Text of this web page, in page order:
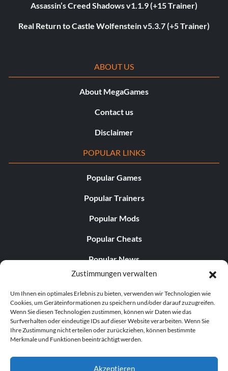
Zustimmungen verwalten
Um Ihnen ein optimales Erlebnis zu bieten, verwenden wir Technologien wie
Cookies, um Geräteinformationen zu speichern und/oder darauf zuzugreifen.
Wenn Sie diesen Technologien zustimmen, können wir Daten wie das
Surfverhalten oder eindeutige IDs auf dieser Website verarbeiten. Wenn Sie
Ihre Zustimmung nicht erteilen oder zurückziehen, können bestimmte
Merkmale und Funktionen beeinträchtigt werden.
Akzeptieren
Assassin’s Creed Shadows v1.1.9 (+15 Trainer)
Real Return to Castle Wolfenstein v5.3.7 (+5 Trainer)
ABOUT US
About MegaGames
Contact us
Disclaimer
POPULAR LINKS
Popular Games
Popular Trainers
Popular Mods
Popular Cheats
Popular News
Popular Editorials
Popular Free Games
LATEST UPDATES